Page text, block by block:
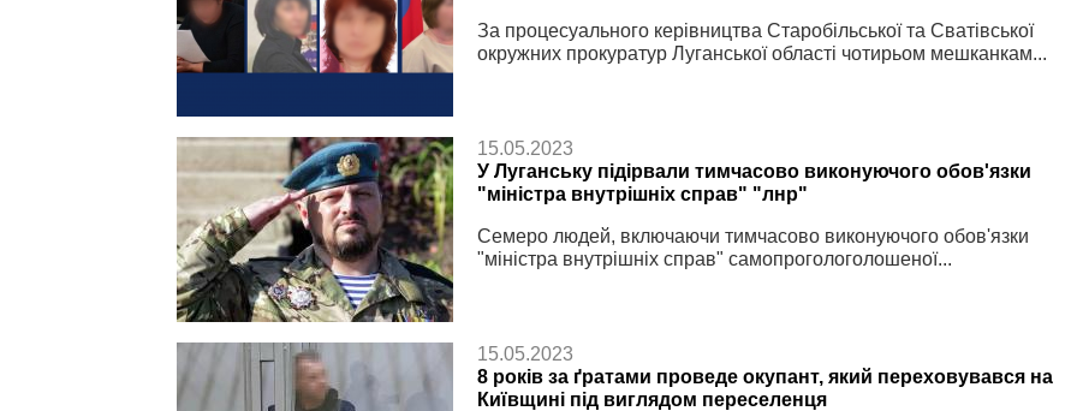
За процесуального керівництва Старобільської та Сватівської
окружних прокуратур Луганської області чотирьом мешканкам...
15.05.2023
У Луганську підірвали тимчасово виконуючого обов'язки
"міністра внутрішніх справ" "лнр"
Семеро людей, включаючи тимчасово виконуючого обов'язки
"міністра внутрішніх справ" самопрогологолошеної...
15.05.2023
8 років за ґратами проведе окупант, який переховувався на
Київщині під виглядом переселенця